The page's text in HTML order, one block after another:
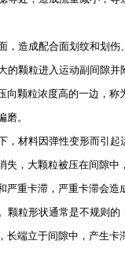
造成配合面划纹和划伤
的颗粒进入运动副间隙
颗粒浓度高的一边，
。
，材料因弹性变形而引
，大颗粒被压在间隙
重卡滞，严重卡滞会造
颗粒形状通常是不规则
端立于间隙中，产生卡